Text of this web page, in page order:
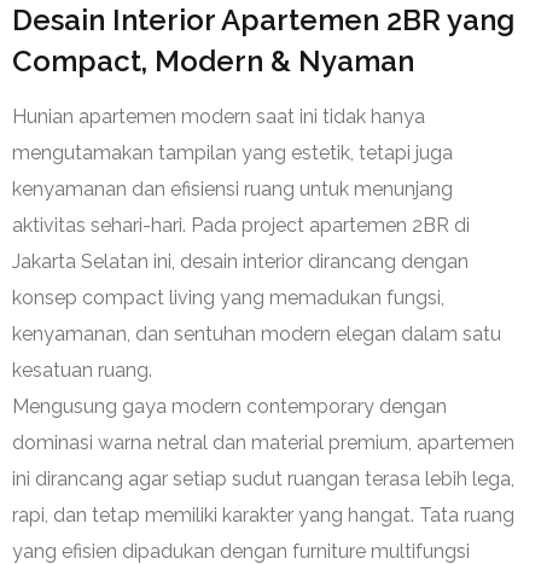
Desain Interior Apartemen 2BR yang
Compact, Modern & Nyaman
Hunian apartemen modern saat ini tidak hanya
mengutamakan tampilan yang estetik, tetapi juga
kenyamanan dan efisiensi ruang untuk menunjang
aktivitas sehari-hari. Pada project apartemen 2BR di
Jakarta Selatan ini, desain interior dirancang dengan
konsep compact living yang memadukan fungsi,
kenyamanan, dan sentuhan modern elegan dalam satu
kesatuan ruang.
Mengusung gaya modern contemporary dengan
dominasi warna netral dan material premium, apartemen
ini dirancang agar setiap sudut ruangan terasa lebih lega,
rapi, dan tetap memiliki karakter yang hangat. Tata ruang
yang efisien dipadukan dengan furniture multifungsi